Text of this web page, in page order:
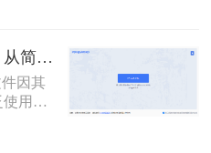
个个
的瞬
转换
文
关键
怎么
PDF转Word文档5种方法：从简单复制到专业软件的适用范围！
因其
用。
编辑
作，